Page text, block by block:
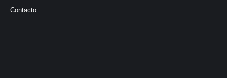
Contacto